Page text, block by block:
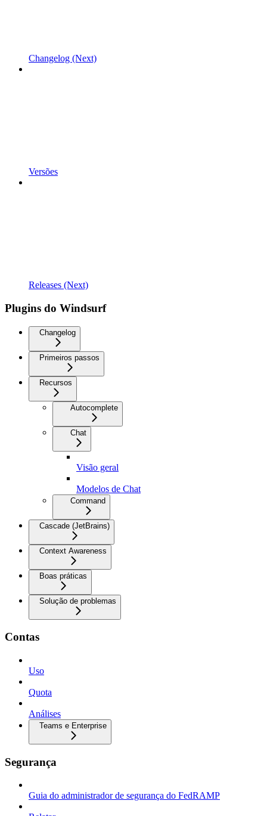
Changelog (Next)
Versões
Releases (Next)
Plugins do Windsurf
Changelog
Primeiros passos
Recursos
Autocomplete
Chat
Visão geral
Modelos de Chat
Command
Cascade (JetBrains)
Context Awareness
Boas práticas
Solução de problemas
Contas
Uso
Quota
Análises
Teams e Enterprise
Segurança
Guia do administrador de segurança do FedRAMP